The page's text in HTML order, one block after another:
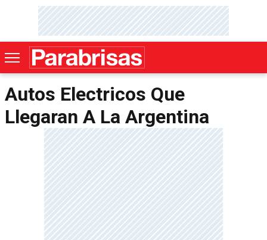
Autos Electricos Que
Llegaran A La Argentina